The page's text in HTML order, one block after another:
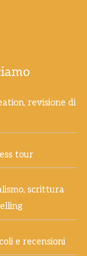
revisione di
tour
scrittura
e recensioni